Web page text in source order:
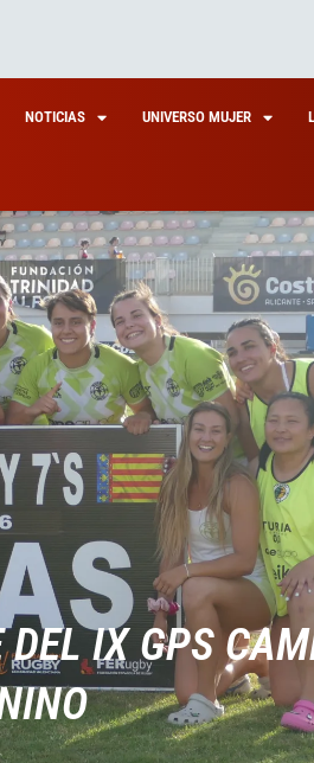
NOTICIAS UNIVERSO MUJER
IX GPS